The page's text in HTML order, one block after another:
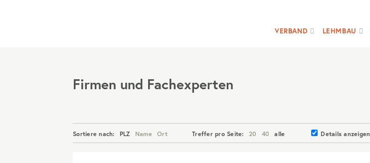
VERBAND LEHMBAU
Firmen und Fachexperten
Sortiere nach: PLZ Name Ort Treffer pro Seite: 20 40 alle Details anzeigen